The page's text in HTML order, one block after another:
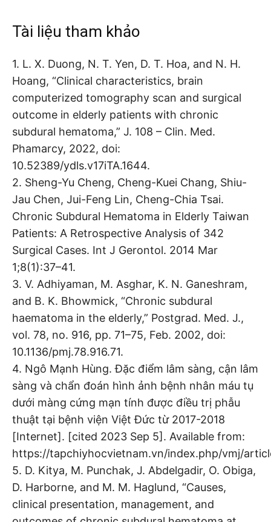
Tài liệu tham khảo
1. L. X. Duong, N. T. Yen, D. T. Hoa, and N. H.
Hoang, “Clinical characteristics, brain
computerized tomography scan and surgical
outcome in elderly patients with chronic
subdural hematoma,” J. 108 – Clin. Med.
Phamarcy, 2022, doi:
10.52389/ydls.v17iTA.1644.
2. Sheng-Yu Cheng, Cheng-Kuei Chang, Shiu-
Jau Chen, Jui-Feng Lin, Cheng-Chia Tsai.
Chronic Subdural Hematoma in Elderly Taiwan
Patients: A Retrospective Analysis of 342
Surgical Cases. Int J Gerontol. 2014 Mar
1;8(1):37–41.
3. V. Adhiyaman, M. Asghar, K. N. Ganeshram,
and B. K. Bhowmick, “Chronic subdural
haematoma in the elderly,” Postgrad. Med. J.,
vol. 78, no. 916, pp. 71–75, Feb. 2002, doi:
10.1136/pmj.78.916.71.
4. Ngô Mạnh Hùng. Đặc điểm lâm sàng, cận lâm
sàng và chẩn đoán hình ảnh bệnh nhân máu tụ
dưới màng cứng mạn tính được điều trị phẫu
thuật tại bệnh viện Việt Đức từ 2017-2018
[Internet]. [cited 2023 Sep 5]. Available from:
https://tapchiyhocvietnam.vn/index.php/vmj/
5. D. Kitya, M. Punchak, J. Abdelgadir, O. Obiga,
D. Harborne, and M. M. Haglund, “Causes,
clinical presentation, management, and